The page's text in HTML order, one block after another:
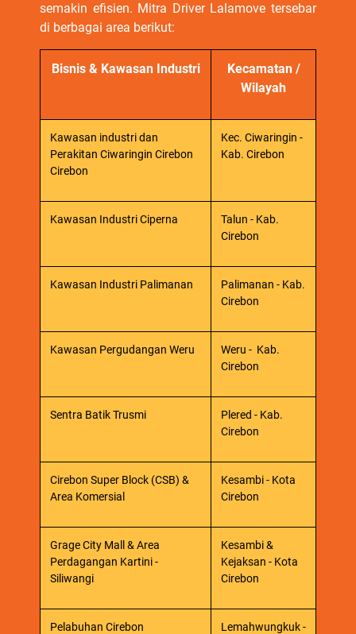
semakin efisien. Mitra Driver Lalamove tersebar
di berbagai area berikut:
Bisnis & Kawasan Industri
Kecamatan /
Wilayah
Kawasan industri dan
Perakitan Ciwaringin Cirebon
Cirebon
Kec. Ciwaringin -
Kab. Cirebon
Kawasan Industri Ciperna
Talun - Kab.
Cirebon
Kawasan Industri Palimanan
Palimanan - Kab.
Cirebon
Kawasan Pergudangan Weru
Weru - Kab.
Cirebon
Sentra Batik Trusmi
Plered - Kab.
Cirebon
Cirebon Super Block (CSB) &
Area Komersial
Kesambi - Kota
Cirebon
Grage City Mall & Area
Perdagangan Kartini -
Siliwangi
Kesambi &
Kejaksan - Kota
Cirebon
Pelabuhan Cirebon
Lemahwungkuk -